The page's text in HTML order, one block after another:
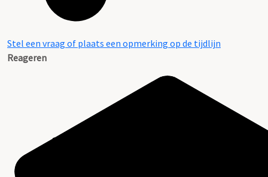
Stel een vraag of plaats een opmerking op de tijdlijn
Reageren